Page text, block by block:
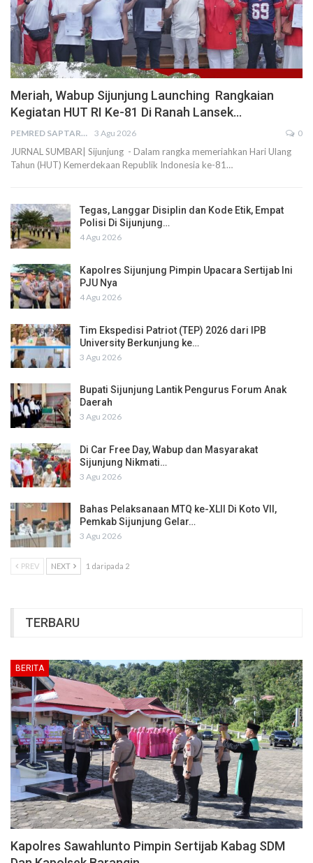
Meriah, Wabup Sijunjung Launching Rangkaian
Kegiatan HUT RI Ke-81 Di Ranah Lansek…
PEMRED SAPTARIUS 3 Agu 2026 0
JURNAL SUMBAR| Sijunjung - Dalam rangka memeriahkan Hari Ulang
Tahun (HUT) Kemerdekaan Republik Indonesia ke-81…
Tegas, Langgar Disiplin dan Kode Etik, Empat
Polisi Di Sijunjung…
4 Agu 2026
Kapolres Sijunjung Pimpin Upacara Sertijab Ini
PJU Nya
4 Agu 2026
Tim Ekspedisi Patriot (TEP) 2026 dari IPB
University Berkunjung ke…
3 Agu 2026
Bupati Sijunjung Lantik Pengurus Forum Anak
Daerah
3 Agu 2026
Di Car Free Day, Wabup dan Masyarakat
Sijunjung Nikmati…
3 Agu 2026
Bahas Pelaksanaan MTQ ke-XLII Di Koto VII,
Pemkab Sijunjung Gelar…
3 Agu 2026
PREV NEXT 1 daripada 2
TERBARU
BERITA
Kapolres Sawahlunto Pimpin Sertijab Kabag SDM